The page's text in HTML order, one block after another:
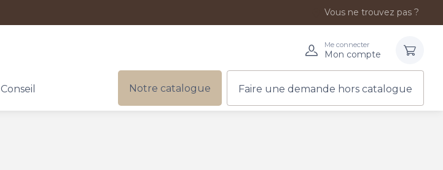
Vous ne trouvez pas ?
Me connecter
Mon compte
Conseil Notre catalogue Faire une demande hors catalogue